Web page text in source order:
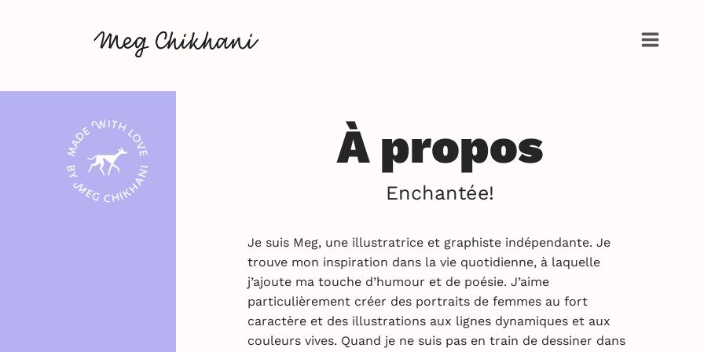
À propos
Enchantée!
Je suis Meg, une illustratrice et graphiste indépendante. Je
trouve mon inspiration dans la vie quotidienne, à laquelle
j’ajoute ma touche d’humour et de poésie. J’aime
particulièrement créer des portraits de femmes au fort
caractère et des illustrations aux lignes dynamiques et aux
couleurs vives. Quand je ne suis pas en train de dessiner dans